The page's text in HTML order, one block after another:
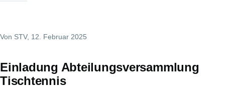
Von STV, 12. Februar 2025
Einladung Abteilungsversammlung
Tischtennis